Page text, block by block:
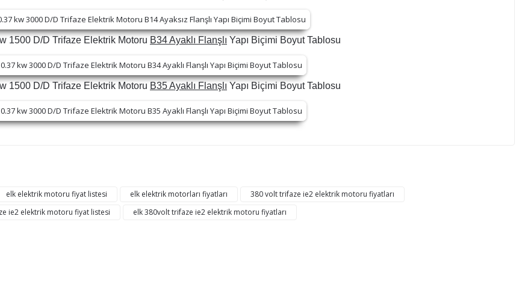
1500 D/D Trifaze Elektrik Motoru B34 Ayaklı Flanşlı Yapı Biçimi Boyut Tablosu
1500 D/D Trifaze Elektrik Motoru B35 Ayaklı Flanşlı Yapı Biçimi Boyut Tablosu
Bu ürüne ilk yorumu siz yapın!
elk elektrik motoru fiyat listesi elk elektrik motorları fiyatları
380 volt trifaze ie2 elektrik motoru fiyatları
ie2 elektrik motoru fiyat listesi elk 380volt trifaze ie2 elektrik motoru fiyatları